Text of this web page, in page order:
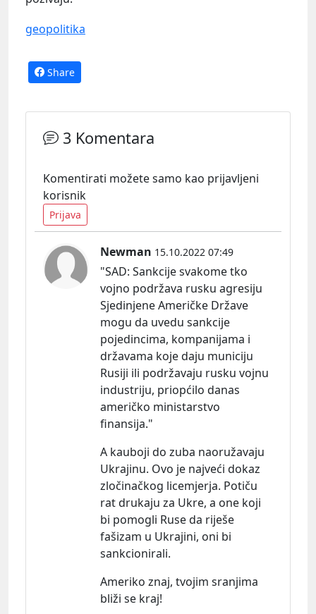
geopolitika
Share
3 Komentara
Komentirati možete samo kao prijavljeni
korisnik
Prijava
Newman 15.10.2022 07:49
"SAD: Sankcije svakome tko
vojno podržava rusku agresiju
Sjedinjene Američke Države
mogu da uvedu sankcije
pojedincima, kompanijama i
državama koje daju municiju
Rusiji ili podržavaju rusku vojnu
industriju, priopćilo danas
američko ministarstvo
finansija."
A kauboji do zuba naoružavaju
Ukrajinu. Ovo je najveći dokaz
zločinačkog licemjerja. Potiču
rat drukaju za Ukre, a one koji
bi pomogli Ruse da riješe
fašizam u Ukrajini, oni bi
sankcionirali.
Ameriko znaj, tvojim sranjima
bliži se kraj!